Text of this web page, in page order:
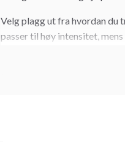
Velg plagg ut fra hvordan du
passer til høy intensitet,